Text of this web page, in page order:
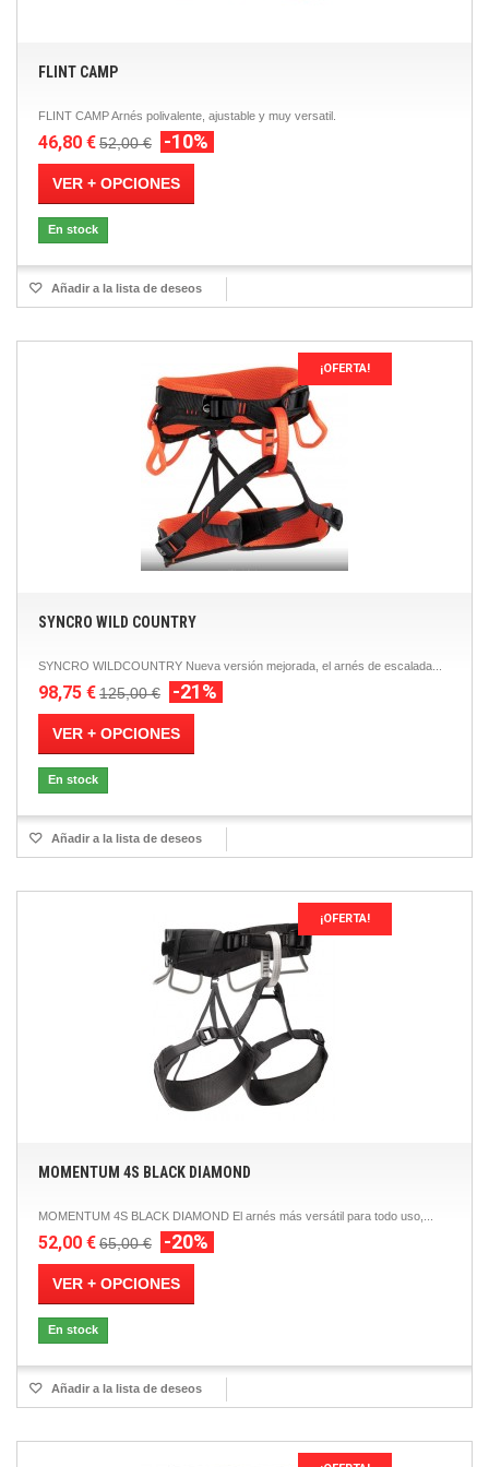
FLINT CAMP
FLINT CAMP Arnés polivalente, ajustable y muy versatil.
46,80 €52,00 € -10%
VER + OPCIONES
En stock
Añadir a la lista de deseos
¡OFERTA!
SYNCRO WILD COUNTRY
SYNCRO WILDCOUNTRY Nueva versión mejorada, el arnés de escalada...
98,75 €125,00 € -21%
VER + OPCIONES
En stock
Añadir a la lista de deseos
¡OFERTA!
MOMENTUM 4S BLACK DIAMOND
MOMENTUM 4S BLACK DIAMOND El arnés más versátil para todo uso,...
52,00 €65,00 € -20%
VER + OPCIONES
En stock
Añadir a la lista de deseos